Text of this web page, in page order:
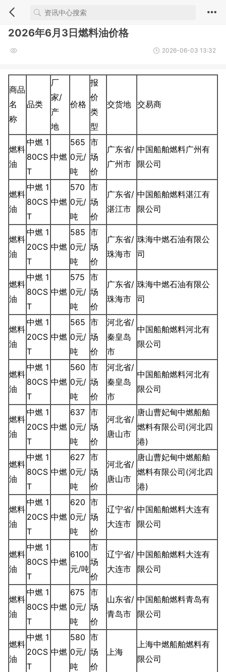
2026年6月3日燃料油价格
2026-06-03 13:32
商品
名
称
品类
厂
家/
产
地
价格
报
价
类
型
交货地 交易商
燃料
油
中燃 1
80CS
T
中燃
565
0元/
吨
市
场
价
广东省/
广州市
中国船舶燃料广州有
限公司
燃料
油
中燃 1
80CS
T
中燃
570
0元/
吨
市
场
价
广东省/
湛江市
中国船舶燃料湛江有
限公司
燃料
油
中燃 1
20CS
T
中燃
585
0元/
吨
市
场
价
广东省/
珠海市
珠海中燃石油有限公
司
燃料
油
中燃 1
80CS
T
中燃
575
0元/
吨
市
场
价
广东省/
珠海市
珠海中燃石油有限公
司
燃料
油
中燃 1
20CS
T
中燃
565
0元/
吨
市
场
价
河北省/
秦皇岛
市
中国船舶燃料河北有
限公司
燃料
油
中燃 1
80CS
T
中燃
560
0元/
吨
市
场
价
河北省/
秦皇岛
市
中国船舶燃料河北有
限公司
燃料
油
中燃 1
20CS
T
中燃
637
0元/
吨
市
场
价
河北省/
唐山市
唐山曹妃甸中燃船舶
燃料有限公司(河北四
港)
燃料
油
中燃 1
80CS
T
中燃
627
0元/
吨
市
场
价
河北省/
唐山市
唐山曹妃甸中燃船舶
燃料有限公司(河北四
港)
燃料
油
中燃 1
20CS
T
中燃
620
0元/
吨
市
场
价
辽宁省/
大连市
中国船舶燃料大连有
限公司
燃料
油
中燃 1
80CS
T
中燃
6100
元/吨
市
场
价
辽宁省/
大连市
中国船舶燃料大连有
限公司
燃料
油
中燃 1
80CS
T
中燃
675
0元/
吨
市
场
价
山东省/
青岛市
中国船舶燃料青岛有
限公司
燃料
油
中燃 1
20CS
T
中燃
580
0元/
吨
市
场
价
上海
上海中燃船舶燃料有
限公司